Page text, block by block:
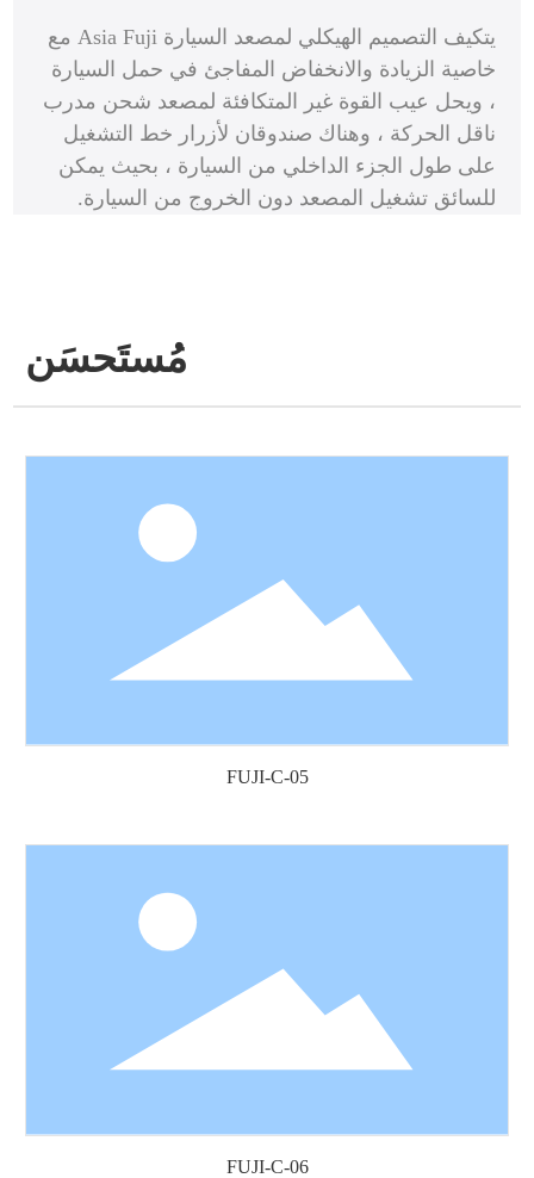
يتكيف التصميم الهيكلي لمصعد السيارة Asia Fuji مع
خاصية الزيادة والانخفاض المفاجئ في حمل السيارة
، ويحل عيب القوة غير المتكافئة لمصعد شحن مدرب
ناقل الحركة ، وهناك صندوقان لأزرار خط التشغيل
على طول الجزء الداخلي من السيارة ، بحيث يمكن
للسائق تشغيل المصعد دون الخروج من السيارة.
مُستَحسَن
FUJI-C-05
FUJI-C-06